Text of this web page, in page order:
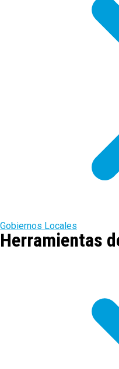
Gobiernos Locales
Herramientas